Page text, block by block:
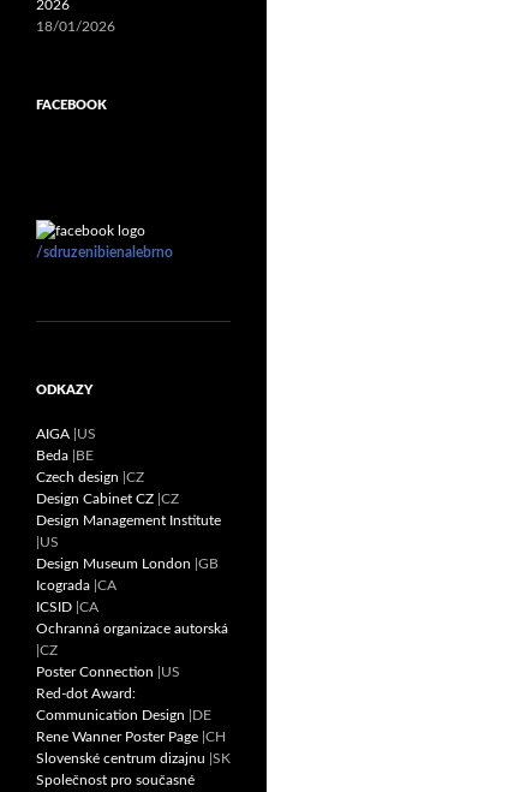
2026
18/01/2026
FACEBOOK
/sdruzenibienalebrno
ODKAZY
AIGA |US
Beda |BE
Czech design |CZ
Design Cabinet CZ |CZ
Design Management Institute
|US
Design Museum London |GB
Icograda |CA
ICSID |CA
Ochranná organizace autorská
|CZ
Poster Connection |US
Red-dot Award:
Communication Design |DE
Rene Wanner Poster Page |CH
Slovenské centrum dizajnu |SK
Společnost pro současné